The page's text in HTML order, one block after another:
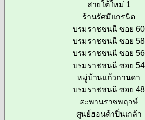
สายใต้ใหม่ 1
ร้านรัศมีแกรนิต
บรมราชชนนี ซอย 60
บรมราชชนนี ซอย 58
บรมราชชนนี ซอย 56
บรมราชชนนี ซอย 54
หมู่บ้านแก้วกานดา
บรมราชชนนี ซอย 48
สะพานราชพฤกษ์
ศูนย์ฮอนด้าปิ่นเกล้า